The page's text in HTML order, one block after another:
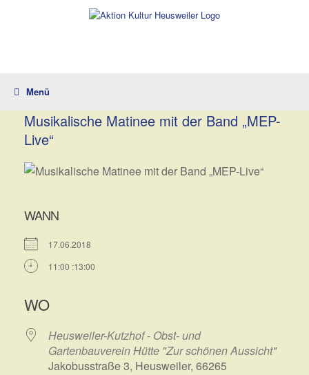
Menü
Musikalische Matinee mit der Band „MEP-
Live“
WANN
17.06.2018
11:00 :13:00
WO
Heusweiler-Kutzhof - Obst- und
Gartenbauverein Hütte "Zur schönen Aussicht"
Jakobusstraße 3, Heusweiler, 66265